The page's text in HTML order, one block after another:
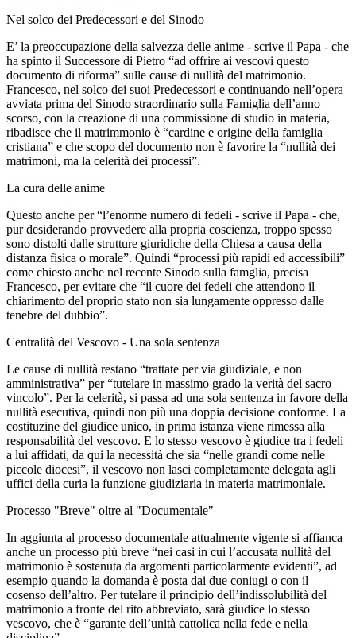
Nel solco dei Predecessori e del Sinodo
E’ la preoccupazione della salvezza delle anime - scrive il Papa - che
ha spinto il Successore di Pietro “ad offrire ai vescovi questo
documento di riforma” sulle cause di nullità del matrimonio.
Francesco, nel solco dei suoi Predecessori e continuando nell’opera
avviata prima del Sinodo straordinario sulla Famiglia dell’anno
scorso, con la creazione di una commissione di studio in materia,
ribadisce che il matrimmonio è “cardine e origine della famiglia
cristiana” e che scopo del documento non è favorire la “nullità dei
matrimoni, ma la celerità dei processi”.
La cura delle anime
Questo anche per “l’enorme numero di fedeli - scrive il Papa - che,
pur desiderando provvedere alla propria coscienza, troppo spesso
sono distolti dalle strutture giuridiche della Chiesa a causa della
distanza fisica o morale”. Quindi “processi più rapidi ed accessibili”
come chiesto anche nel recente Sinodo sulla famglia, precisa
Francesco, per evitare che “il cuore dei fedeli che attendono il
chiarimento del proprio stato non sia lungamente oppresso dalle
tenebre del dubbio”.
Centralità del Vescovo - Una sola sentenza
Le cause di nullità restano “trattate per via giudiziale, e non
amministrativa” per “tutelare in massimo grado la verità del sacro
vincolo”. Per la celerità, si passa ad una sola sentenza in favore della
nullità esecutiva, quindi non più una doppia decisione conforme. La
costituzine del giudice unico, in prima istanza viene rimessa alla
responsabilità del vescovo. E lo stesso vescovo è giudice tra i fedeli
a lui affidati, da qui la necessità che sia “nelle grandi come nelle
piccole diocesi”, il vescovo non lasci completamente delegata agli
uffici della curia la funzione giudiziaria in materia matrimoniale.
Processo "Breve" oltre al "Documentale"
In aggiunta al processo documentale attualmente vigente si affianca
anche un processo più breve “nei casi in cui l’accusata nullità del
matrimonio è sostenuta da argomenti particolarmente evidenti”, ad
esempio quando la domanda è posta dai due coniugi o con il
cosenso dell’altro. Per tutelare il principio dell’indissolubilità del
matrimonio a fronte del rito abbreviato, sarà giudice lo stesso
vescovo, che è “garante dell’unità cattolica nella fede e nella